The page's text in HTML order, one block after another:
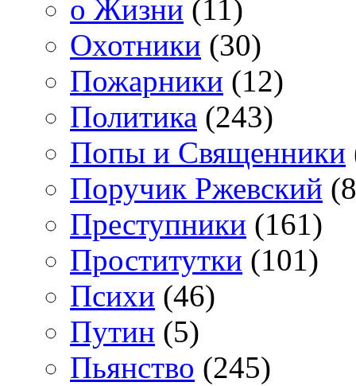
о Жизни (11)
Охотники (30)
Пожарники (12)
Политика (243)
Попы и Священники
Поручик Ржевский
Преступники (161)
Проститутки (101)
Психи (46)
Путин (5)
Пьянство (245)